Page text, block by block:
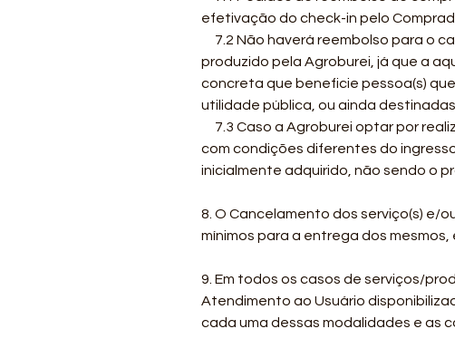
efetivação do check-in pelo
7.2 Não haverá reembolso para o
produzido pela Agroburei, já que a
concreta que beneficie pessoa(s)
utilidade pública, ou ainda
7.3 Caso a Agroburei optar por
com condições diferentes do
inicialmente adquirido, não sendo o
8. O Cancelamento dos serviço(s) e/
mínimos para a entrega dos
9. Em todos os casos de serviços/
Atendimento ao Usuário
cada uma dessas modalidades e as